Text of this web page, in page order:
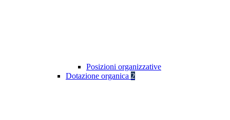
Posizioni organizzative
Dotazione organica 2